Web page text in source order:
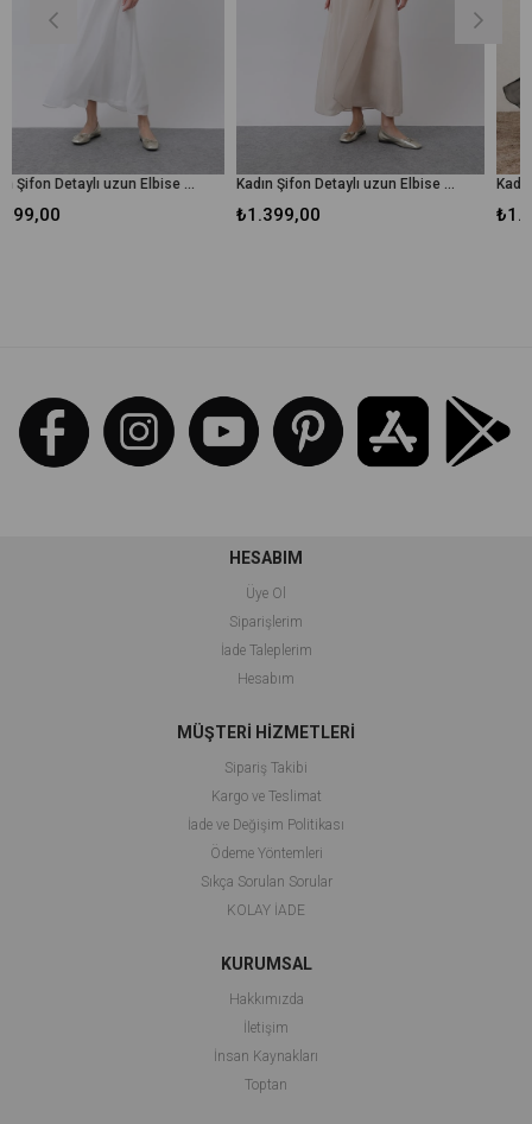
Kadın Şifon Detaylı uzun Elbise - 12447ELB - Ekru Kadın Şifon Detaylı uzun Elbise - 12447ELB - Bej
HESABIM
Üye Ol
Siparişlerim
İade Taleplerim
Hesabım
MÜŞTERİ HİZMETLERİ
Sipariş Takibi
Kargo ve Teslimat
İade ve Değişim Politikası
Ödeme Yöntemleri
Sıkça Sorulan Sorular
KOLAY İADE
KURUMSAL
Hakkımızda
İletişim
İnsan Kaynakları
Toptan